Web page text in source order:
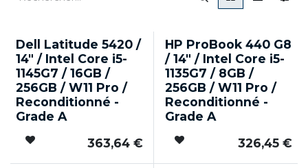
Dell Latitude 5420 /
14" / Intel Core i5-
1145G7 / 16GB /
256GB / W11 Pro /
Reconditionné -
Grade A
363,64€
HP ProBook 440 G8
/ 14" / Intel Core i5-
1135G7 / 8GB /
256GB / W11 Pro /
Reconditionné -
Grade A
326,45€